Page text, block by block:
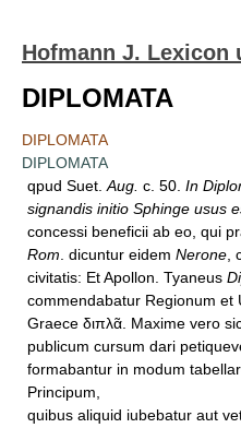
Hofmann J. Lexicon
DIPLOMATA
DIPLOMATA
DIPLOMATA
qpud Suet. Aug. c. 50. In
signandis initio Sphinge usus
concessi beneficii ab eo, qui
Rom . dicuntur eidem Nerone
civitatis: Et Apollon. Tyaneus
commendabatur Regionum et
Graece διπλᾶ. Maxime vero
publicum cursum dari
formabantur in modum
Principum,
quibus aliquid iubebatur aut